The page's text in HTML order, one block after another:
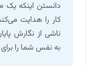
دانستن اینکه
کار را هدایت
ناشی از نگارش
به نفس شما را